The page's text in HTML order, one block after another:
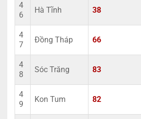
4
6
Hà Tĩnh 38
4
7
Đồng Tháp 66
4
8
Sóc Trăng 83
4
9
Kon Tum 82